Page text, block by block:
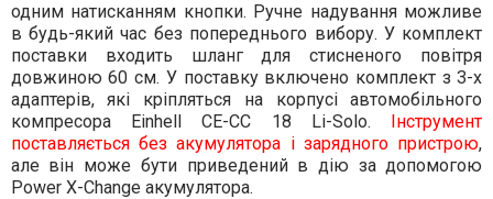
одним натисканням кнопки. Ручне надування можливе
в будь-який час без попереднього вибору. У комплект
поставки входить шланг для стисненого повітря
довжиною 60 см. У поставку включено комплект з 3-х
адаптерів, які кріпляться на корпусі автомобільного
компресора Einhell CE-CC 18 Li-Solo. Інструмент
поставляється без акумулятора і зарядного пристрою,
але він може бути приведений в дію за допомогою
Power X-Change акумулятора.